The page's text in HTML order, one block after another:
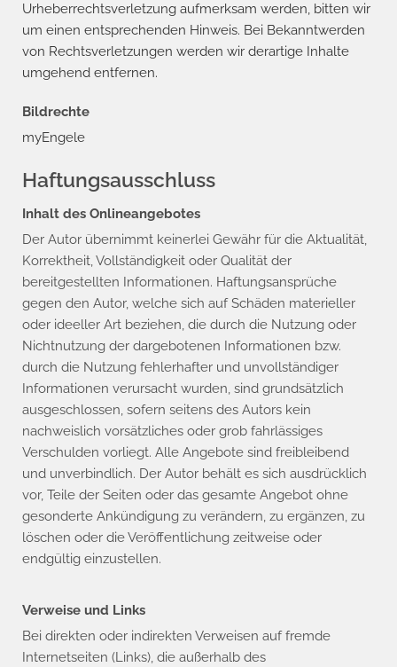
Urheberrechtsverletzung aufmerksam werden, bitten wir
um einen entsprechenden Hinweis. Bei Bekanntwerden
von Rechtsverletzungen werden wir derartige Inhalte
umgehend entfernen.
Bildrechte
myEngele
Haftungsausschluss
Inhalt des Onlineangebotes
Der Autor übernimmt keinerlei Gewähr für die Aktualität,
Korrektheit, Vollständigkeit oder Qualität der
bereitgestellten Informationen. Haftungsansprüche
gegen den Autor, welche sich auf Schäden materieller
oder ideeller Art beziehen, die durch die Nutzung oder
Nichtnutzung der dargebotenen Informationen bzw.
durch die Nutzung fehlerhafter und unvollständiger
Informationen verursacht wurden, sind grundsätzlich
ausgeschlossen, sofern seitens des Autors kein
nachweislich vorsätzliches oder grob fahrlässiges
Verschulden vorliegt. Alle Angebote sind freibleibend
und unverbindlich. Der Autor behält es sich ausdrücklich
vor, Teile der Seiten oder das gesamte Angebot ohne
gesonderte Ankündigung zu verändern, zu ergänzen, zu
löschen oder die Veröffentlichung zeitweise oder
endgültig einzustellen.
Verweise und Links
Bei direkten oder indirekten Verweisen auf fremde
Internetseiten (Links), die außerhalb des